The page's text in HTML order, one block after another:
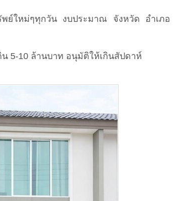
พย์ใหม่ๆทุกวัน งบประมาณ จังหวัด อำเภอ
น 5-10 ล้านบาท อนุมัติให้เกินสัปดาห์